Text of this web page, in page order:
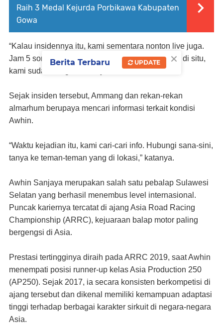
Raih 3 Medal Kejurda Porbikawa Kabupaten
Gowa
“Kalau insidennya itu, kami sementara nonton live juga.
Jam 5 sore di sini kemarin. Jadi langsung terlihat di situ,
kami sudah curiga,” tuturnya.
Sejak insiden tersebut, Ammang dan rekan-rekan
almarhum berupaya mencari informasi terkait kondisi
Awhin.
“Waktu kejadian itu, kami cari-cari info. Hubungi sana-sini,
tanya ke teman-teman yang di lokasi,” katanya.
Awhin Sanjaya merupakan salah satu pebalap Sulawesi
Selatan yang berhasil menembus level internasional.
Puncak kariernya tercatat di ajang Asia Road Racing
Championship (ARRC), kejuaraan balap motor paling
bergengsi di Asia.
Prestasi tertingginya diraih pada ARRC 2019, saat Awhin
menempati posisi runner-up kelas Asia Production 250
(AP250). Sejak 2017, ia secara konsisten berkompetisi di
ajang tersebut dan dikenal memiliki kemampuan adaptasi
tinggi terhadap berbagai karakter sirkuit di negara-negara
Asia.
×
Berita Terbaru UPDATE